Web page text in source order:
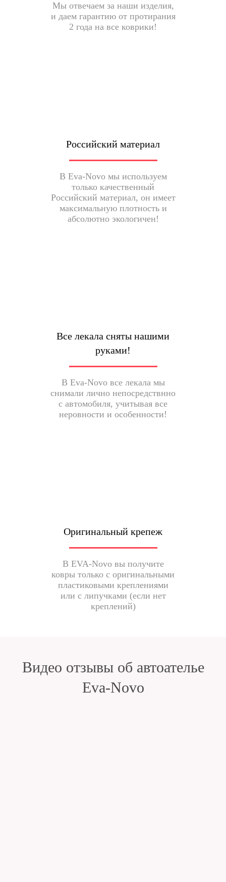
Мы отвечаем за наши изделия,
и даем гарантию от протирания
2 года на все коврики!
Российский материал
В Eva-Novo мы используем
только качественный
Российский материал, он имеет
максимальную плотность и
абсолютно экологичен!
Все лекала сняты нашими
руками!
В Eva-Novo все лекала мы
снимали лично непосредствнно
с автомобиля, учитывая все
неровности и особенности!
Оригинальный крепеж
В EVA-Novo вы получите
ковры только с оригинальными
пластиковыми креплениями
или с липучками (если нет
креплений)
Видео отзывы об автоателье
Eva-Novo